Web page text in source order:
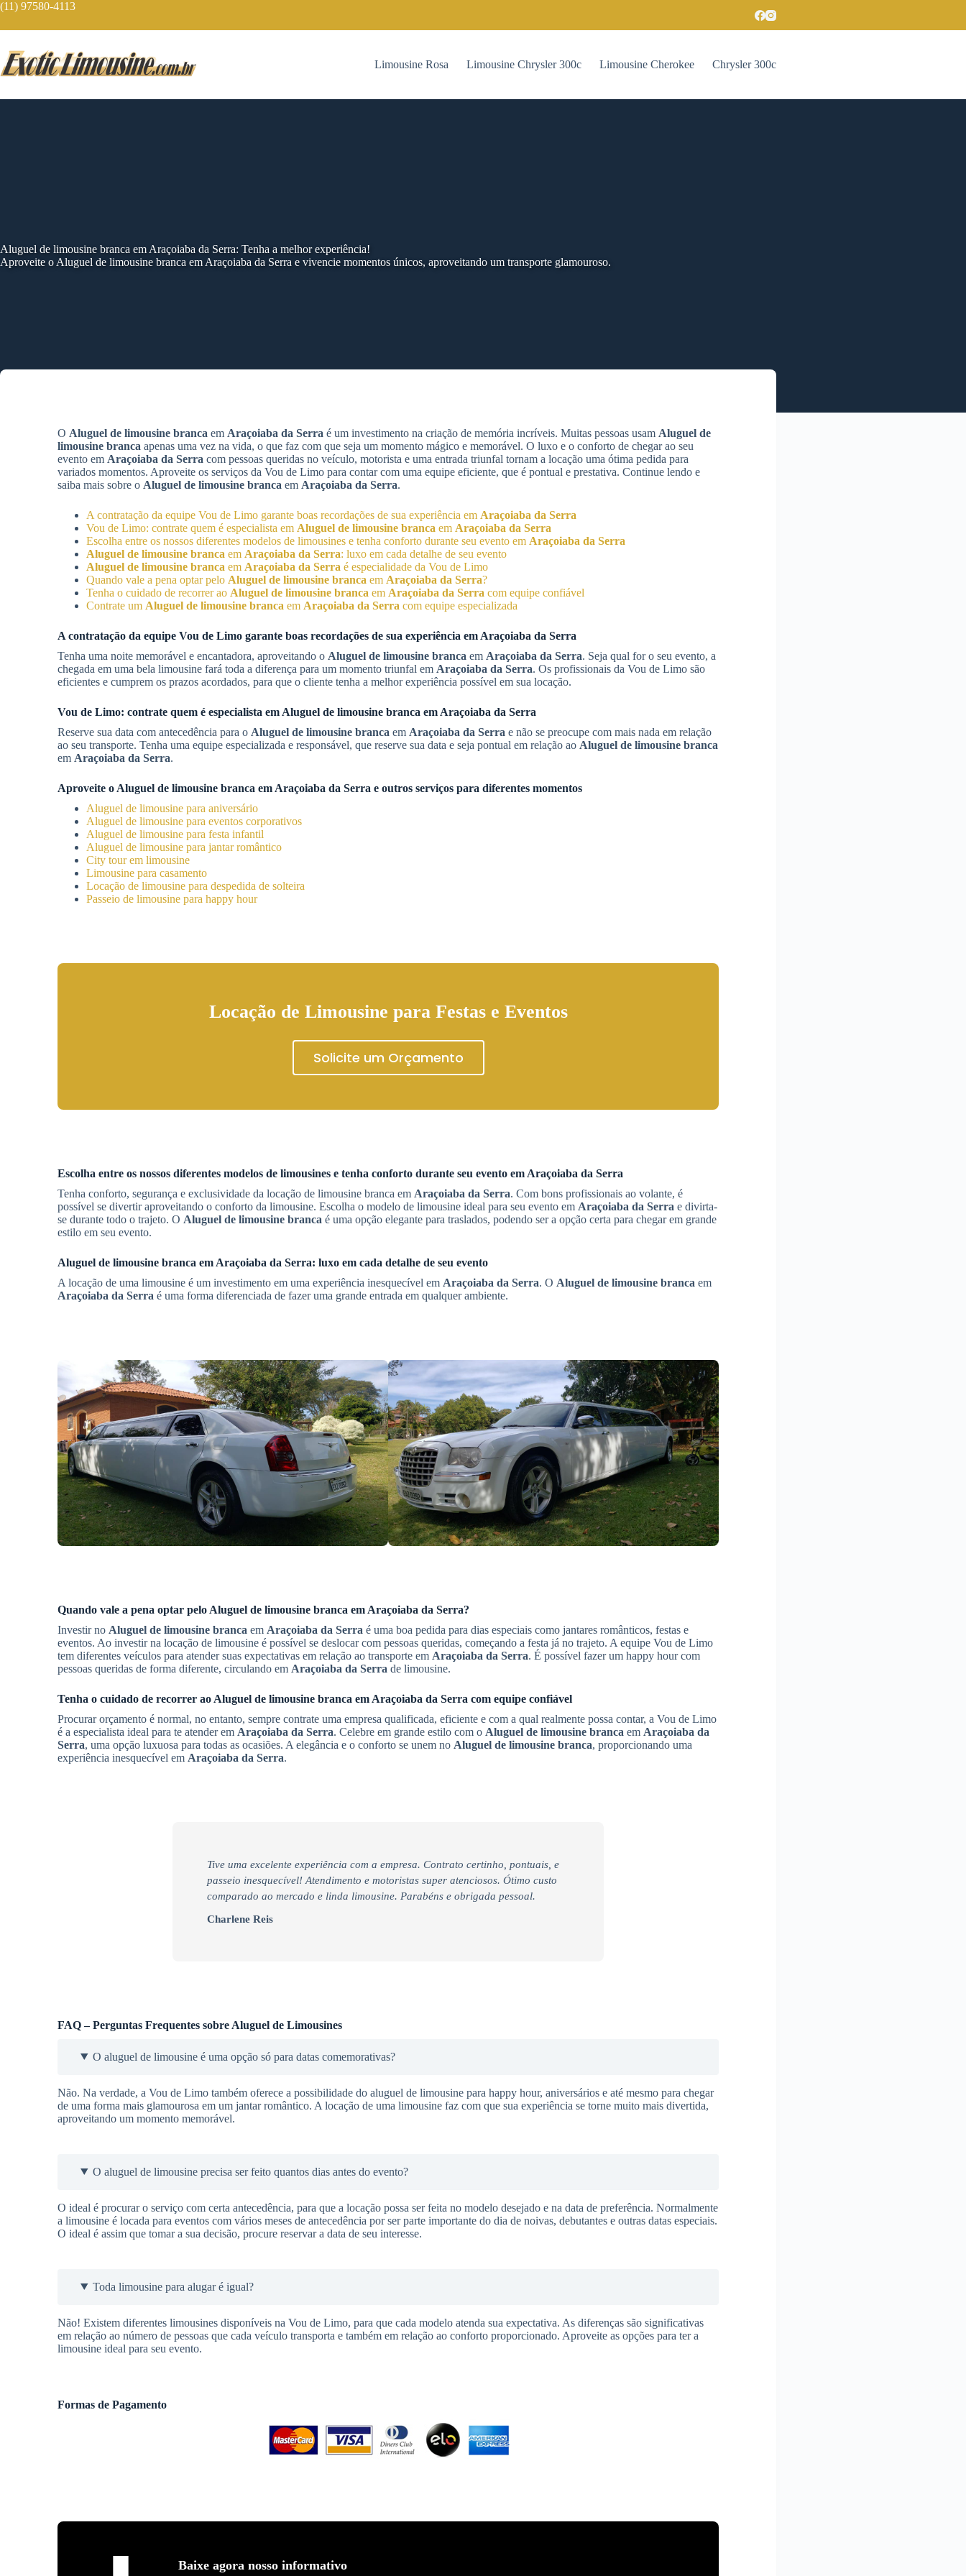
Skip
content
(11) 97580-4113
Limousine Rosa Limousine Chrysler 300c Limousine Cherokee Chrysler 300c
Aluguel de limousine branca em Araçoiaba da Serra: Tenha a melhor experiência!
Aproveite o Aluguel de limousine branca em Araçoiaba da Serra e vivencie momentos únicos, aproveitando um transporte glamouroso.
O Aluguel de limousine branca em Araçoiaba da Serra é um investimento na criação de memória incríveis. Muitas pessoas usam Aluguel de
limousine branca apenas uma vez na vida, o que faz com que seja um momento mágico e memorável. O luxo e o conforto de chegar ao seu
evento em Araçoiaba da Serra com pessoas queridas no veículo, motorista e uma entrada triunfal tornam a locação uma ótima pedida para
variados momentos. Aproveite os serviços da Vou de Limo para contar com uma equipe eficiente, que é pontual e prestativa. Continue lendo e
saiba mais sobre o Aluguel de limousine branca em Araçoiaba da Serra.
A contratação da equipe Vou de Limo garante boas recordações de sua experiência em Araçoiaba da Serra
Vou de Limo: contrate quem é especialista em Aluguel de limousine branca em Araçoiaba da Serra
Escolha entre os nossos diferentes modelos de limousines e tenha conforto durante seu evento em Araçoiaba da Serra
Aluguel de limousine branca em Araçoiaba da Serra: luxo em cada detalhe de seu evento
Aluguel de limousine branca em Araçoiaba da Serra é especialidade da Vou de Limo
Quando vale a pena optar pelo Aluguel de limousine branca em Araçoiaba da Serra?
Tenha o cuidado de recorrer ao Aluguel de limousine branca em Araçoiaba da Serra com equipe confiável
Contrate um Aluguel de limousine branca em Araçoiaba da Serra com equipe especializada
A contratação da equipe Vou de Limo garante boas recordações de sua experiência em Araçoiaba da Serra
Tenha uma noite memorável e encantadora, aproveitando o Aluguel de limousine branca em Araçoiaba da Serra. Seja qual for o seu evento, a
chegada em uma bela limousine fará toda a diferença para um momento triunfal em Araçoiaba da Serra. Os profissionais da Vou de Limo são
eficientes e cumprem os prazos acordados, para que o cliente tenha a melhor experiência possível em sua locação.
Vou de Limo: contrate quem é especialista em Aluguel de limousine branca em Araçoiaba da Serra
Reserve sua data com antecedência para o Aluguel de limousine branca em Araçoiaba da Serra e não se preocupe com mais nada em relação
ao seu transporte. Tenha uma equipe especializada e responsável, que reserve sua data e seja pontual em relação ao Aluguel de limousine branca
em Araçoiaba da Serra.
Aproveite o Aluguel de limousine branca em Araçoiaba da Serra e outros serviços para diferentes momentos
Aluguel de limousine para aniversário
Aluguel de limousine para eventos corporativos
Aluguel de limousine para festa infantil
Aluguel de limousine para jantar romântico
City tour em limousine
Limousine para casamento
Locação de limousine para despedida de solteira
Passeio de limousine para happy hour
Locação de Limousine para Festas e Eventos
Solicite um Orçamento
Escolha entre os nossos diferentes modelos de limousines e tenha conforto durante seu evento em Araçoiaba da Serra
Tenha conforto, segurança e exclusividade da locação de limousine branca em Araçoiaba da Serra. Com bons profissionais ao volante, é
possível se divertir aproveitando o conforto da limousine. Escolha o modelo de limousine ideal para seu evento em Araçoiaba da Serra e divirta-
se durante todo o trajeto. O Aluguel de limousine branca é uma opção elegante para traslados, podendo ser a opção certa para chegar em grande
estilo em seu evento.
Aluguel de limousine branca em Araçoiaba da Serra: luxo em cada detalhe de seu evento
A locação de uma limousine é um investimento em uma experiência inesquecível em Araçoiaba da Serra. O Aluguel de limousine branca em
Araçoiaba da Serra é uma forma diferenciada de fazer uma grande entrada em qualquer ambiente.
Quando vale a pena optar pelo Aluguel de limousine branca em Araçoiaba da Serra?
Investir no Aluguel de limousine branca em Araçoiaba da Serra é uma boa pedida para dias especiais como jantares românticos, festas e
eventos. Ao investir na locação de limousine é possível se deslocar com pessoas queridas, começando a festa já no trajeto. A equipe Vou de Limo
tem diferentes veículos para atender suas expectativas em relação ao transporte em Araçoiaba da Serra. É possível fazer um happy hour com
pessoas queridas de forma diferente, circulando em Araçoiaba da Serra de limousine.
Tenha o cuidado de recorrer ao Aluguel de limousine branca em Araçoiaba da Serra com equipe confiável
Procurar orçamento é normal, no entanto, sempre contrate uma empresa qualificada, eficiente e com a qual realmente possa contar, a Vou de Limo
é a especialista ideal para te atender em Araçoiaba da Serra. Celebre em grande estilo com o Aluguel de limousine branca em Araçoiaba da
Serra, uma opção luxuosa para todas as ocasiões. A elegância e o conforto se unem no Aluguel de limousine branca, proporcionando uma
experiência inesquecível em Araçoiaba da Serra.
Tive uma excelente experiência com a empresa. Contrato certinho, pontuais, e
passeio inesquecível! Atendimento e motoristas super atenciosos. Ótimo custo
comparado ao mercado e linda limousine. Parabéns e obrigada pessoal.
Charlene Reis
FAQ – Perguntas Frequentes sobre Aluguel de Limousines
O aluguel de limousine é uma opção só para datas comemorativas?
Não. Na verdade, a Vou de Limo também oferece a possibilidade do aluguel de limousine para happy hour, aniversários e até mesmo para chegar
de uma forma mais glamourosa em um jantar romântico. A locação de uma limousine faz com que sua experiência se torne muito mais divertida,
aproveitando um momento memorável.
O aluguel de limousine precisa ser feito quantos dias antes do evento?
O ideal é procurar o serviço com certa antecedência, para que a locação possa ser feita no modelo desejado e na data de preferência. Normalmente
a limousine é locada para eventos com vários meses de antecedência por ser parte importante do dia de noivas, debutantes e outras datas especiais.
O ideal é assim que tomar a sua decisão, procure reservar a data de seu interesse.
Toda limousine para alugar é igual?
Não! Existem diferentes limousines disponíveis na Vou de Limo, para que cada modelo atenda sua expectativa. As diferenças são significativas
em relação ao número de pessoas que cada veículo transporta e também em relação ao conforto proporcionado. Aproveite as opções para ter a
limousine ideal para seu evento.
Formas de Pagamento
Baixe agora nosso informativo